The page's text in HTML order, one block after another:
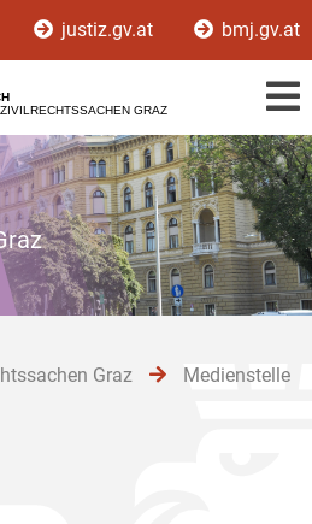
justiz.gv.at bmj.gv.at
GRAZ
Graz Medienstelle